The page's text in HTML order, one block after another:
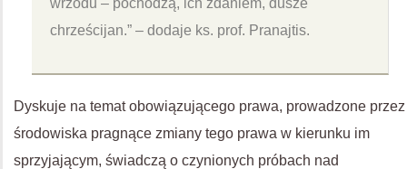
wrzodu – pochodzą, ich zdaniem, dusze
chrześcijan.” – dodaje ks. prof. Pranajtis.
Dyskuje na temat obowiązującego prawa, prowadzone przez
środowiska pragnące zmiany tego prawa w kierunku im
sprzyjającym, świadczą o czynionych próbach nad